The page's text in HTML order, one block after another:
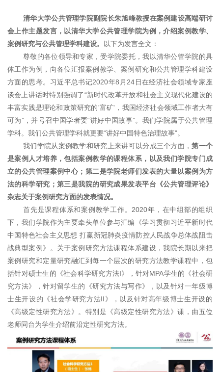
清华大学公共管理学院副院长朱旭峰教授在案例建设高端研讨
会上作主题发言，以清华大学公共管理学院为例，介绍案例教学、
案例研究与公共管理学科建设。
以下为发言全文：
尊敬的各位领导和专家，受学院委托，我以清华公管学院的具
体工作为例，向各位汇报案例教学、案例研究和公共管理学科建设
方面的思考。习近平总书记2020年8月24日在经济社会领域专家座
谈会上讲话时特别强调了“新时代改革开放和社会主义现代化建设的
丰富实践是理论和政策研究的'富矿'，我国经济社会领域工作者大有
可为”，并号召中国学者要“讲好中国故事”。我们学院属于公共管理
学科。我们公共管理学科就更要“讲好中国特色治理故事”。
我们学院从案例教学和研究上来讲可以分成三个方面，第一个
是案例人才培养，包括案例教学的课程体系，以及我们学院专门成
立的公共管理案例中心；第二是学院老师们发表的大量以案例为方
法的科学研究；第三是我院的研究成果发表平台《公共管理评论》
杂志关于案例研究方面的发表情况。
首先是课程体系和案例教学工作。2020年，在中组部的组织
下，我们学院作为主要牵头单位参与汇编《学习贯彻习近平新时代
中国特色社会主义思想 打赢新冠肺炎疫情防控人民战争总体战阻击
战典型案例》。关于案例研究方法课程体系建设，我院长期以来把
案例研究和定量研究融汇到每一个层次的研究方法教学课程中，包
括针对硕士生的《社会科学研究方法I》，针对MPA学生的《社会研
究方法》，针对留学生的《研究方法与写作》，以及针对一年级博
士生开设的《社会学研究方法II》，以及针对高年级博士生开设的
《高级定性研究方法》。特别是《高级定性研究方法》课，由五位
老师同台为学生介绍前沿定性研究方法。